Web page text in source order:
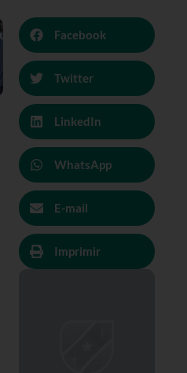
Facebook
Twitter
LinkedIn
WhatsApp
E-mail
Imprimir